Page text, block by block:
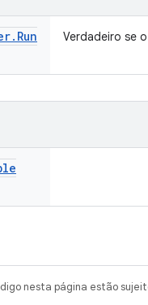
. Run
Verdadeiro se
nesta página estão